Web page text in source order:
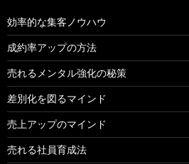
効率的な集客ノウハウ
成約率アップの方法
売れるメンタル強化の秘策
差別化を図るマインド
売上アップのマインド
売れる社員育成法